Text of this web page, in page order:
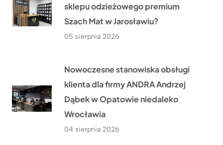
sklepu odzieżowego premium
Szach Mat w Jarosławiu?
05 sierpnia 2026
Nowoczesne stanowiska obsługi
klienta dla firmy ANDRA Andrzej
Dąbek w Opatowie niedaleko
Wrocławia
04 sierpnia 2026